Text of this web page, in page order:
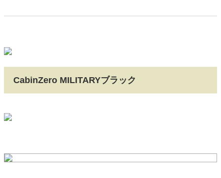
CabinZero MILITARYブラック